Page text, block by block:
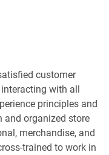
customer
with all
principles and
and organized store
merchandise, and
trained to work in